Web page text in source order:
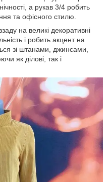
а рукав 3/4 робить
та офісного стилю.
на великі декоративні
і робить акцент на
зі штанами, джинсами,
як ділові, так і